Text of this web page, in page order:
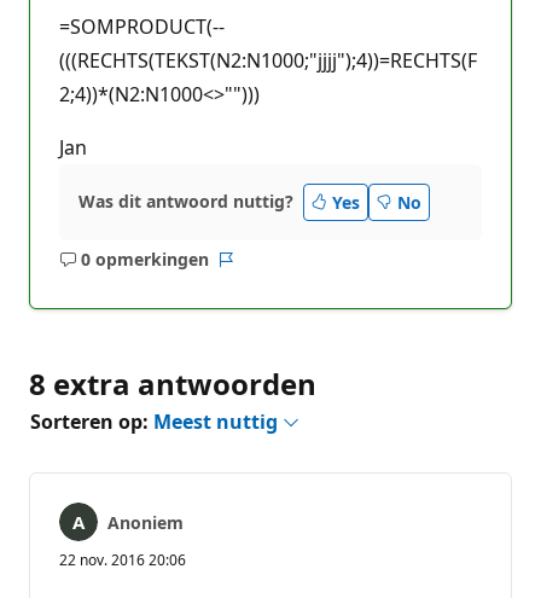
=SOMPRODUCT(--
(((RECHTS(TEKST(N2:N1000;"jjjj");4))=RECHTS(F
2;4))*(N2:N1000<>"")))
Jan
Was dit antwoord nuttig? Yes No
0 opmerkingen
Geen
8 extra antwoorden
Sorteren op: Meest nuttig
Anoniem
22 nov. 2016 20:06